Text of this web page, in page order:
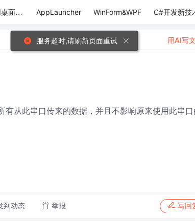
C#互联网桌面应用 AppLauncher WinForm&WPF C#开发新技
从此串口传来的数据，并且不影响原来使用此串口
到动态 举报 写回
用AI写
服务超时,请刷新页面重试